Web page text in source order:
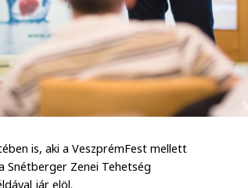
is, aki a VeszprémFest mellett
Snétberger Zenei Tehetség
jár elöl.